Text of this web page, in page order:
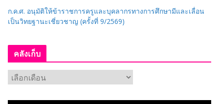
ก.ค.ศ. อนุมัติให้ข้าราชการครูและบุคลากรทางการศึกษามีและเลื่อน
เป็นวิทยฐานะเชี่ยวชาญ (ครั้งที่ 9/2569)
คลังเก็บ
ลั
ง